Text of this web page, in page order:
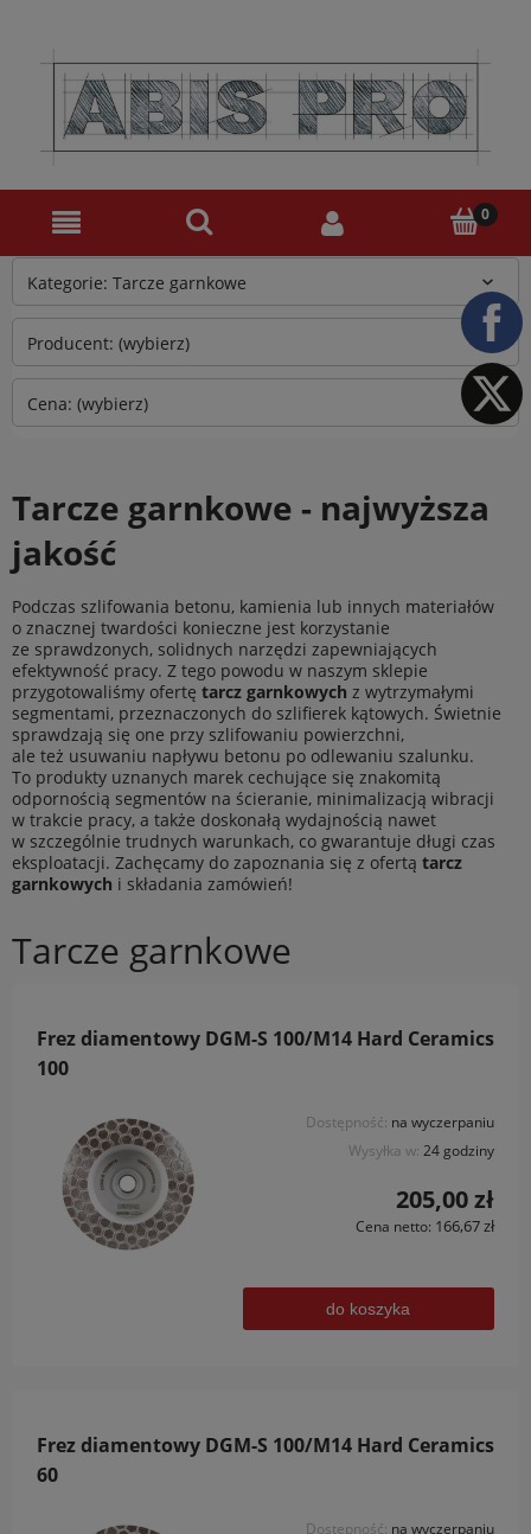
Kategorie: Tarcze garnkowe
Producent: (wybierz)
Cena: (wybierz)
Tarcze garnkowe - najwyższa
jakość
Podczas szlifowania betonu, kamienia lub innych materiałów
o znacznej twardości konieczne jest korzystanie
ze sprawdzonych, solidnych narzędzi zapewniających
efektywność pracy. Z tego powodu w naszym sklepie
przygotowaliśmy ofertę tarcz garnkowych z wytrzymałymi
segmentami, przeznaczonych do szlifierek kątowych. Świetnie
sprawdzają się one przy szlifowaniu powierzchni,
ale też usuwaniu napływu betonu po odlewaniu szalunku.
To produkty uznanych marek cechujące się znakomitą
odpornością segmentów na ścieranie, minimalizacją wibracji
w trakcie pracy, a także doskonałą wydajnością nawet
w szczególnie trudnych warunkach, co gwarantuje długi czas
eksploatacji. Zachęcamy do zapoznania się z ofertą tarcz
garnkowych i składania zamówień!
Tarcze garnkowe
Frez diamentowy DGM-S 100/M14 Hard Ceramics
100
Dostępność: na wyczerpaniu
Wysyłka w: 24 godziny
205,00 zł
Cena netto: 166,67 zł
do koszyka
Frez diamentowy DGM-S 100/M14 Hard Ceramics
60
Dostępność: na wyczerpaniu